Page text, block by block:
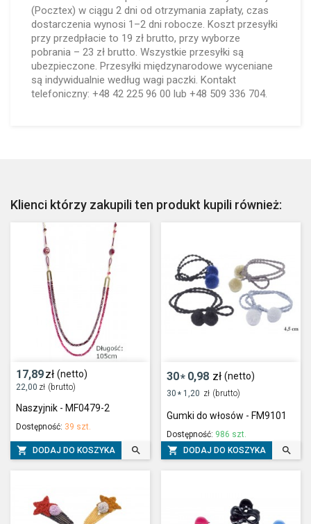
(Pocztex) w ciągu 2 dni od otrzymania zapłaty, czas
dostarczenia wynosi 1–2 dni robocze. Koszt przesyłki
przy przedpłacie to 19 zł brutto, przy wyborze
pobrania – 23 zł brutto. Wszystkie przesyłki są
ubezpieczone. Przesyłki międzynarodowe wyceniane
są indywidualnie według wagi paczki. Kontakt
telefoniczny: +48 42 225 96 00 lub +48 509 336 704.
Klienci którzy zakupili ten produkt kupili również:
17,89zł (netto)
22,00 zł (brutto)
Naszyjnik - MF0479-2
Dostępność: 39 szt.
 DODAJ DO KOSZYKA 
30* 0,98 zł (netto)
30 * 1,20 zł (brutto)
Gumki do włosów - FM9101
Dostępność: 986 szt.
 DODAJ DO KOSZYKA 